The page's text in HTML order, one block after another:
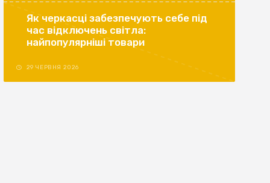
Як черкасці забезпечують себе під
час відключень світла:
найпопулярніші товари
29 ЧЕРВНЯ 2026